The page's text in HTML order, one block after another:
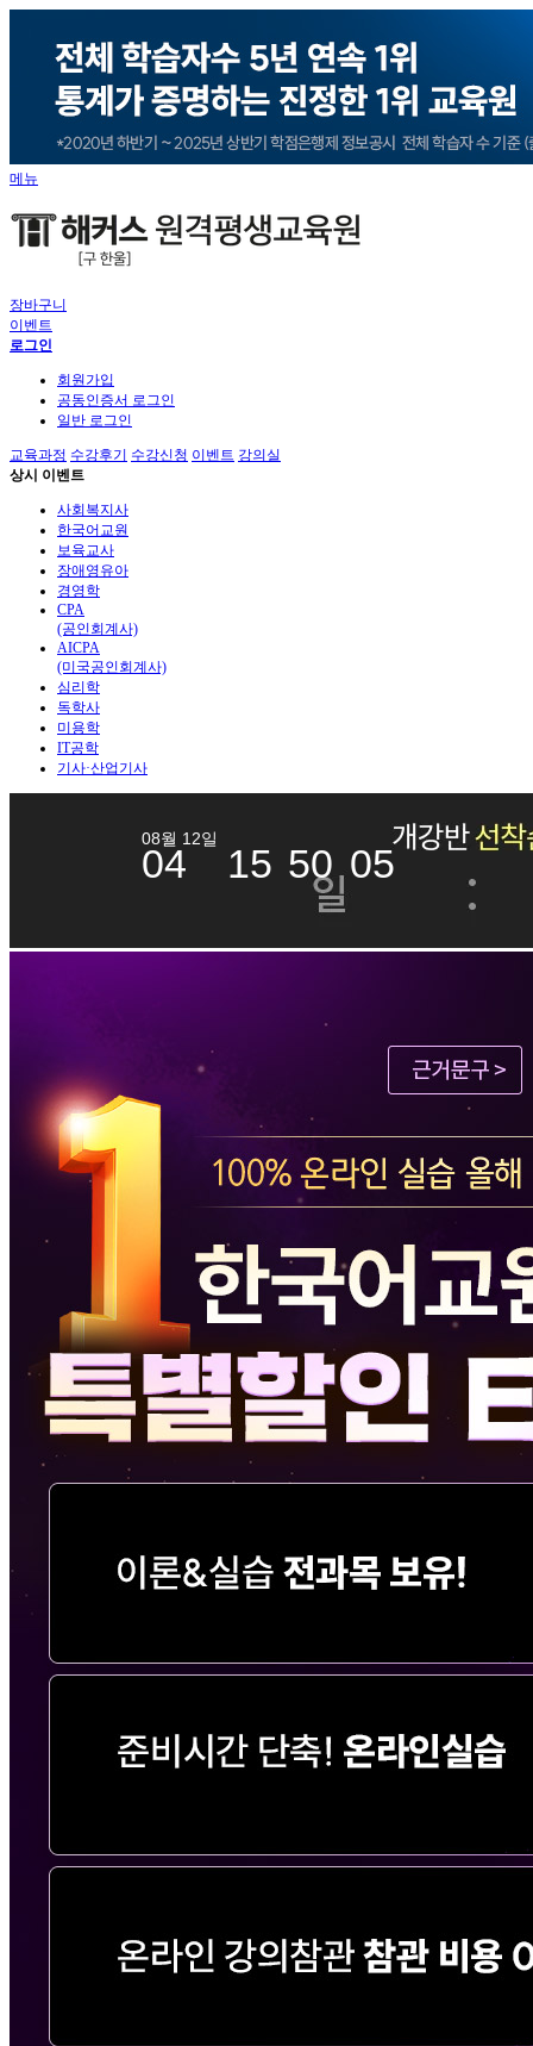
메뉴
장바구니
이벤트
로그인
회원가입
공동인증서 로그인
일반 로그인
교육과정 수강후기 수강신청 이벤트 강의실
상시 이벤트
사회복지사
한국어교원
보육교사
장애영유아
경영학
CPA
(공인회계사)
AICPA
(미국공인회계사)
심리학
독학사
미용학
IT공학
기사·산업기사
08월 12일
04 15 50 05